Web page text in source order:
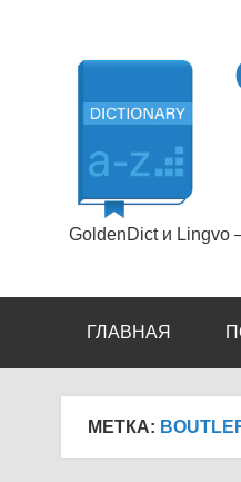
GoldenDict и Lingvo
ГЛАВНАЯ
МЕТКА: